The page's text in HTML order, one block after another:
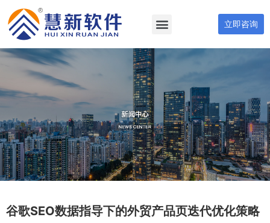
立即咨询
谷歌SEO数据指导下的外贸产品页迭代优化策略